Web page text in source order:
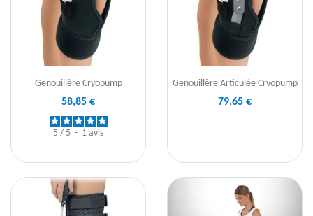
Genouillère Cryopump
58,85 €
5 / 5 - 1 avis
Genouillère Articulée Cryopump
79,65 €